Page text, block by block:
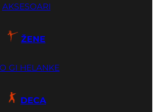
AKSESOARI
ŽENE
GI HELANKE
DECA